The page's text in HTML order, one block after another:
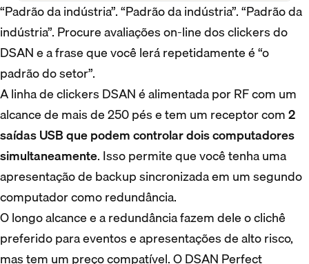
“Padrão da indústria”. “Padrão da indústria”. “Padrão da
indústria”. Procure avaliações on-line dos clickers do
DSAN e a frase que você lerá repetidamente é “o
padrão do setor”.
A linha de clickers DSAN é alimentada por RF com um
alcance de mais de 250 pés e tem um receptor com2
saídas USB que podem controlar dois computadores
simultaneamente. Isso permite que você tenha uma
apresentação de backup sincronizada em um segundo
computador como redundância.
O longo alcance e a redundância fazem dele o clichê
preferido para eventos e apresentações de alto risco,
mas tem um preço compatível. O DSAN Perfect